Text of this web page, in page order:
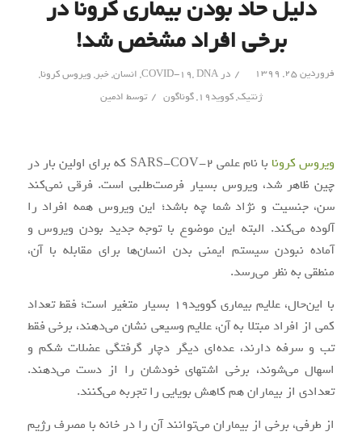
دلیل حاد بودن بیماری کرونا در
برخی‌ افراد مشخص شد!
فروردین ۲۵, ۱۳۹۹ / در COVID-19,DNA
, انسان,خبر, ویروس کرونا,
ژنتیک,کووید۱۹ ,گوناگون / توسط ادمین
ویروس کرونا
با نام علمی SARS-COV-2 که برای اولین بار در
چین ظاهر شد، ویروس بسیار فرصت‌طلبی است. فرقی نمی‌کند
سن‌، جنسیت و نژاد شما چه باشد؛ این ویروس همه افراد را
آلوده می‌کند. البته این موضوع با توجه جدید بودن ویروس و
آماده نبودن سیستم ایمنی بدن انسان‌ها برای مقابله با آن،
منطقی به نظر می‌رسد.
با این‌حال، علایم بیماری کووید۱۹ بسیار متغیر است؛ فقط تعداد
کمی از افراد مبتلا به آن، علایم وسیعی نشان می‌دهند، برخی فقط
تب و سرفه دارند، عده‌ای دیگر دچار گرفتگی عضلات شکم و
اسهال می‌شوند، برخی اشتهای خودشان را از دست می‌دهند.
تعدادی از بیماران هم کاهش بویایی را تجربه می‌کنند.
از طرفی، برخی از بیماران می‌توانند آن را در خانه با مصرف رژیم